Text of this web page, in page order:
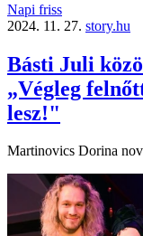
Napi friss
2024. 11. 27. story.hu
Básti Juli
„Végleg
lesz!"
Martinovics Dorina